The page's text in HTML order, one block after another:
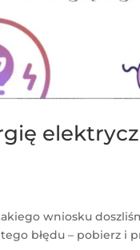
wniosku
błędu – pobierz i